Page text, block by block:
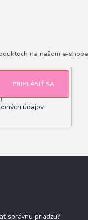
na našom e-
údajov.
PRIHLÁSIŤ SA
správnu priadzu?